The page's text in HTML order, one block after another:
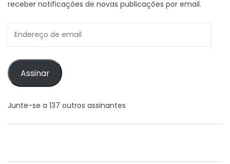
receber notificações de novas publicações por email.
Assinar
Junte-se a 137 outros assinantes